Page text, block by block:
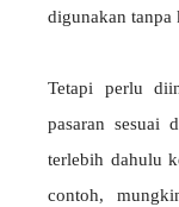
digunakan tanpa
Tetapi perlu
pasaran sesuai
terlebih dahulu
contoh,